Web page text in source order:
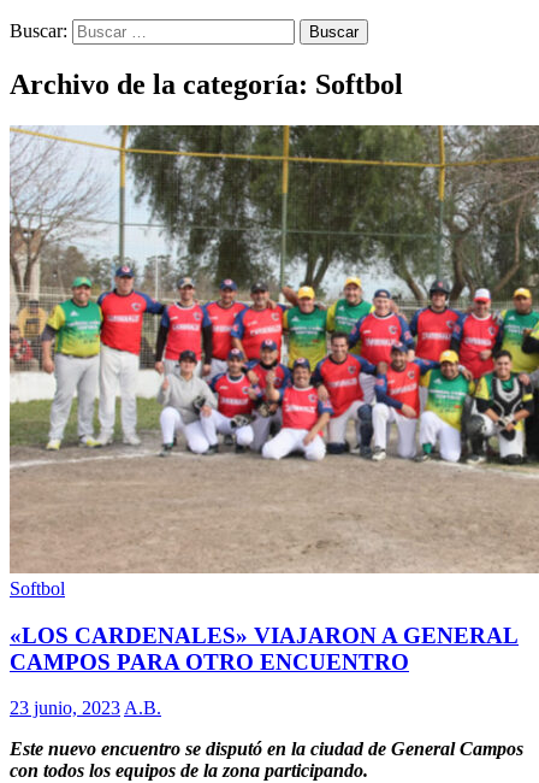
Buscar:
Archivo de la categoría: Softbol
Softbol
«LOS CARDENALES» VIAJARON A GENERAL
CAMPOS PARA OTRO ENCUENTRO
23 junio, 2023 A.B.
Este nuevo encuentro se disputó en la ciudad de General Campos
con todos los equipos de la zona participando.